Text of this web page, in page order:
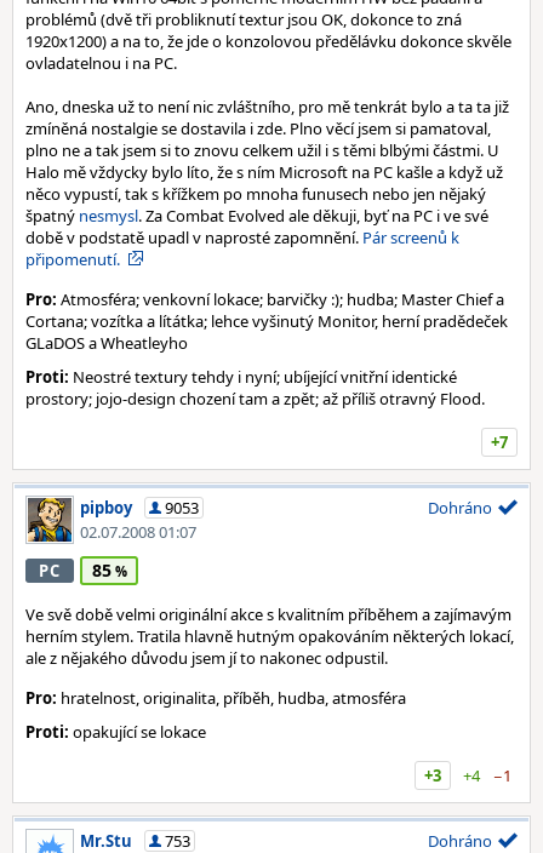
problémů (dvě tři probliknutí textur jsou OK, dokonce to zná
1920x1200) a na to, že jde o konzolovou předělávku dokonce skvěle
ovladatelnou i na PC.
Ano, dneska už to není nic zvláštního, pro mě tenkrát bylo a ta ta již
zmíněná nostalgie se dostavila i zde. Plno věcí jsem si pamatoval,
plno ne a tak jsem si to znovu celkem užil i s těmi blbými částmi. U
Halo mě vždycky bylo líto, že s ním Microsoft na PC kašle a když už
něco vypustí, tak s křížkem po mnoha funusech nebo jen nějaký
špatný nesmysl. Za Combat Evolved ale děkuji, byť na PC i ve své
době v podstatě upadl v naprosté zapomnění. Pár screenů k
připomenutí.
Pro: Atmosféra; venkovní lokace; barvičky :); hudba; Master Chief a
Cortana; vozítka a lítátka; lehce vyšinutý Monitor, herní pradědeček
GLaDOS a Wheatleyho
Proti: Neostré textury tehdy i nyní; ubíjející vnitřní identické
prostory; jojo-design chození tam a zpět; až příliš otravný Flood.
+7
pipboy
9053
02.07.2008 01:07
Dohráno
PC 85
Ve svě době velmi originální akce s kvalitním příběhem a zajímavým
herním stylem. Tratila hlavně hutným opakováním některých lokací,
ale z nějakého důvodu jsem jí to nakonec odpustil.
Pro: hratelnost, originalita, příběh, hudba, atmosféra
Proti: opakující se lokace
+3
+4 −1
Mr.Stu
753
Dohráno